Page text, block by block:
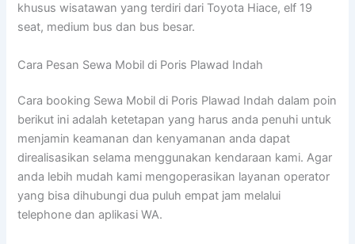
khusus wisatawan yang terdiri dari Toyota Hiace, elf 19
seat, medium bus dan bus besar.
Cara Pesan Sewa Mobil di Poris Plawad Indah
Cara booking Sewa Mobil di Poris Plawad Indah dalam poin
berikut ini adalah ketetapan yang harus anda penuhi untuk
menjamin keamanan dan kenyamanan anda dapat
direalisasikan selama menggunakan kendaraan kami. Agar
anda lebih mudah kami mengoperasikan layanan operator
yang bisa dihubungi dua puluh empat jam melalui
telephone dan aplikasi WA.